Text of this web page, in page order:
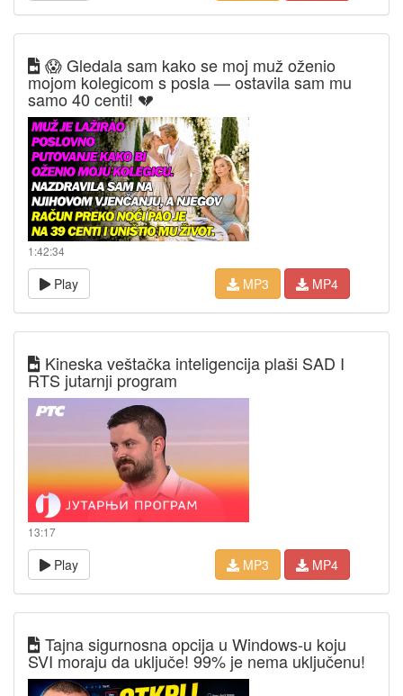
😱 Gledala sam kako se moj muž oženio
mojom kolegicom s posla — ostavila sam mu
samo 40 centi! 💔
1:42:34
Play MP3 MP4
Kineska veštačka inteligencija plaši SAD I
RTS jutarnji program
13:17
Play MP3 MP4
Tajna sigurnosna opcija u Windows-u koju
SVI moraju da uključe! 99% je nema uključenu!